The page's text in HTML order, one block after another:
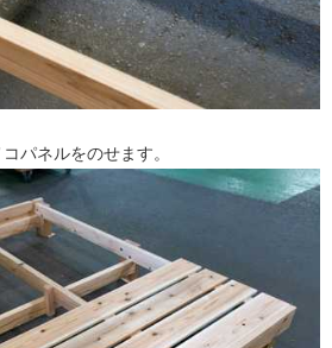
パネルをのせます。